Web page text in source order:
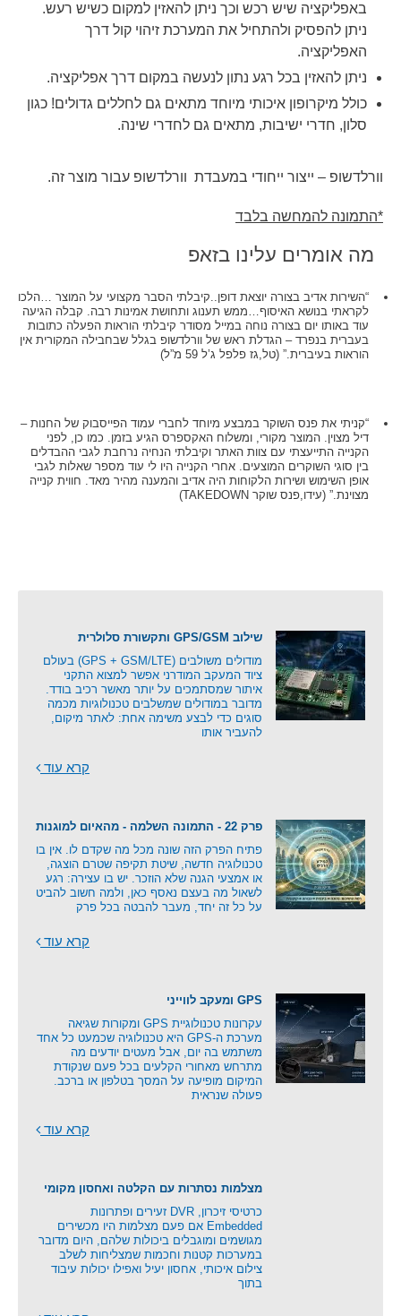
באפליקציה שיש רכש וכך ניתן להאזין למקום כשיש רעש.
ניתן להפסיק ולהתחיל את המערכת זיהוי קול דרך
האפליקציה.
ניתן להאזין בכל רגע נתון לנעשה במקום דרך אפליקציה.
כולל מיקרופון איכותי מיוחד מתאים גם לחללים גדולים! כגון
סלון, חדרי ישיבות, מתאים גם לחדרי שינה.
וורלדשופ – ייצור ייחודי במעבדת וורלדשופ עבור מוצר זה.
*התמונה להמחשה בלבד
מה אומרים עלינו בזאפ
“השירות אדיב בצורה יוצאת דופן..קיבלתי הסבר מקצועי על המוצר …הלכו
לקראתי בנושא האיסוף…ממש תענוג ותחושת אמינות רבה. קבלה הגיעה
עוד באותו יום בצורה נוחה במייל מסודר קיבלתי הוראות הפעלה כתובות
בעברית בנפרד – הגדלת ראש של וורלדשופ בגלל שבחבילה המקורית אין
הוראות בעיברית.” (טל,גז פלפל ג’ל 59 מ”ל)
“קניתי את פנס השוקר במבצע מיוחד לחברי עמוד הפייסבוק של החנות –
דיל מצוין. המוצר מקורי, ומשלוח האקספרס הגיע בזמן. כמו כן, לפני
הקנייה התייעצתי עם צוות האתר וקיבלתי הנחיה נרחבת לגבי ההבדלים
בין סוגי השוקרים המוצעים. אחרי הקנייה היו לי עוד מספר שאלות לגבי
אופן השימוש ושירות הלקוחות היה אדיב והמענה מהיר מאד. חווית קנייה
מצוינת.” (עידו,פנס שוקר TAKEDOWN)
שילוב GPS/GSM ותקשורת סלולרית
מודולים משולבים (GPS + GSM/LTE) בעולם
ציוד המעקב המודרני אפשר למצוא התקני
איתור שמסתמכים על יותר מאשר רכיב בודד.
מדובר במודולים שמשלבים טכנולוגיות מכמה
סוגים כדי לבצע משימה אחת: לאתר מיקום,
להעביר אותו
קרא עוד
פרק 22 - התמונה השלמה - מהאיום למוגנות
פתיח הפרק הזה שונה מכל מה שקדם לו. אין בו
טכנולוגיה חדשה, שיטת תקיפה שטרם הוצגה,
או אמצעי הגנה שלא הוזכר. יש בו עצירה: רגע
לשאול מה בעצם נאסף כאן, ולמה חשוב להביט
על כל זה יחד, מעבר להבטה בכל פרק
קרא עוד
GPS ומעקב לווייני
עקרונות טכנולוגיית GPS ומקורות שגיאה
מערכת ה-GPS היא טכנולוגיה שכמעט כל אחד
משתמש בה יום, אבל מעטים יודעים מה
מתרחש מאחורי הקלעים בכל פעם שנקודת
המיקום מופיעה על המסך בטלפון או ברכב.
פעולה שנראית
קרא עוד
מצלמות נסתרות עם הקלטה ואחסון מקומי
כרטיסי זיכרון, DVR זעירים ופתרונות
Embedded אם פעם מצלמות היו מכשירים
מגושמים ומוגבלים ביכולות שלהם, היום מדובר
במערכות קטנות וחכמות שמצליחות לשלב
צילום איכותי, אחסון יעיל ואפילו יכולות עיבוד
בתוך